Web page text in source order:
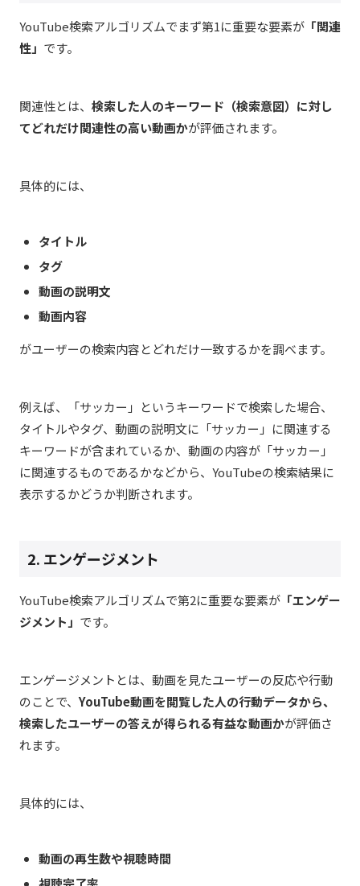
YouTube検索アルゴリズムでまず第1に重要な要素が 「関連
性」 です。
関連性とは、 検索した人のキーワード（検索意図）に対し
てどれだけ関連性の高い動画かが評価されます。
具体的には、
タイトル
タグ
動画の説明文
動画内容
がユーザーの検索内容とどれだけ一致するかを調べます。
例えば、「サッカー」というキーワードで検索した場合、
タイトルやタグ、動画の説明文に「サッカー」に関連する
キーワードが含まれているか、動画の内容が「サッカー」
に関連するものであるかなどから、YouTubeの検索結果に
表示するかどうか判断されます。
2. エンゲージメント
YouTube検索アルゴリズムで第2に重要な要素が 「エンゲー
ジメント」 です。
エンゲージメントとは、動画を見たユーザーの反応や行動
のことで、YouTube動画を閲覧した人の行動データから、
検索したユーザーの答えが得られる有益な動画かが評価さ
れます。
具体的には、
動画の再生数や視聴時間